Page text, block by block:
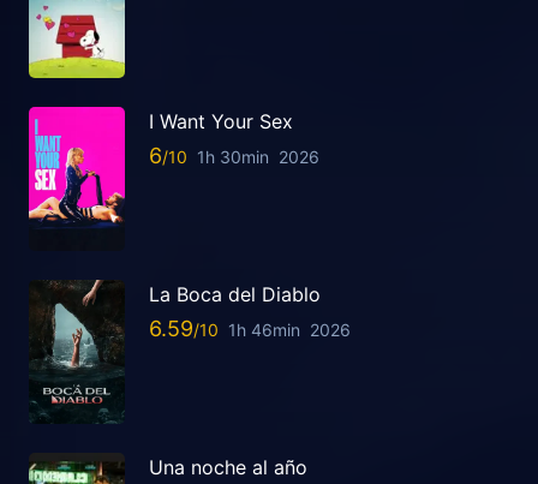
I Want Your Sex
6 1h 30min 2026
La Boca del Diablo
6.59 1h 46min 2026
Una noche al año